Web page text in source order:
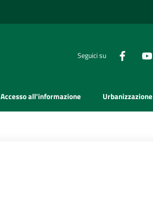
Seguici su
Accesso all'informazione Urbanizzazione